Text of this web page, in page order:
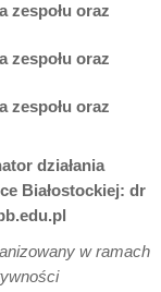
zespołu oraz
zespołu oraz
zespołu oraz
działania
Białostockiej: dr
w ramach